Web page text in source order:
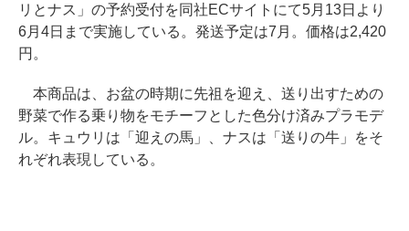
リとナス」の予約受付を同社ECサイトにて5月13日より
6月4日まで実施している。発送予定は7月。価格は2,420
円。
本商品は、お盆の時期に先祖を迎え、送り出すための
野菜で作る乗り物をモチーフとした色分け済みプラモデ
ル。キュウリは「迎えの馬」、ナスは「送りの牛」をそ
れぞれ表現している。